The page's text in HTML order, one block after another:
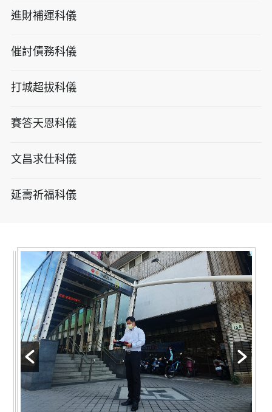
進財補運科儀
催討債務科儀
打城超拔科儀
賽答天恩科儀
文昌求仕科儀
延壽祈福科儀